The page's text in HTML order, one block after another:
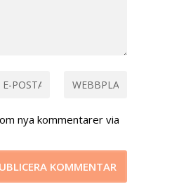
nya kommentarer via